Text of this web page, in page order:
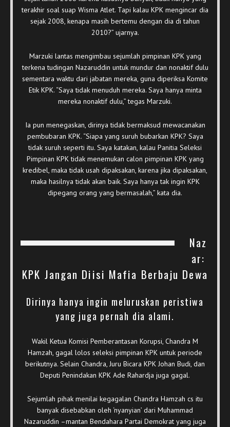
terakhir soal suap Wisma Atlet. Tapi kalau KPK mengincar dia
sejak 2008, kenapa masih bertemu dengan dia di tahun
2010?” ujarnya.
Marzuki lantas mengimbau sejumlah pimpinan KPK yang
terkena tudingan Nazaruddin untuk mundur dan nonaktif dulu
sementara waktu dari jabatan mereka, guna diperiksa Komite
Etik KPK. “Saya tidak menuduh mereka. Saya hanya minta
mereka nonaktif dulu,” tegas Marzuki.
Ia pun menegaskan, dirinya tidak bermaksud mewacanakan
pembubaran KPK. “Siapa yang suruh bubarkan KPK? Saya
tidak suruh seperti itu. Saya katakan, kalau Panitia Seleksi
Pimpinan KPK tidak menemukan calon pimpinan KPK yang
kredibel, maka tidak usah dipaksakan, karena jika dipaksakan,
maka hasilnya tidak akan baik. Saya hanya tak ingin KPK
dipegang orang yang bermasalah,” kata dia.
Naz
ar:
KPK Jangan Diisi Mafia Berbaju Dewa
Dirinya hanya ingin meluruskan peristiwa
yang juga pernah dia alami.
Wakil Ketua Komisi Pemberantasan Korupsi, Chandra M
Hamzah, gagal lolos seleksi pimpinan KPK untuk periode
berikutnya. Selain Chandra, Juru Bicara KPK Johan Budi, dan
Deputi Penindakan KPK Ade Rahardja juga gagal.
Sejumlah pihak menilai kegagalan Chandra Hamzah cs itu
banyak disebabkan oleh ‘nyanyian’ dari Muhammad
Nazaruddin –mantan Bendahara Partai Demokrat yang juga